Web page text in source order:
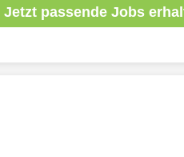
Jetzt passende Jobs